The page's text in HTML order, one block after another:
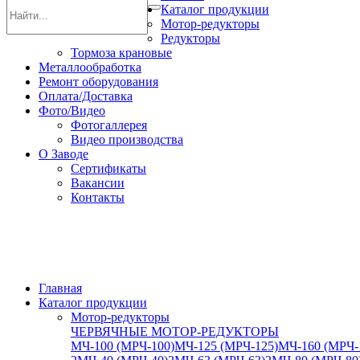
Каталог продукции
Мотор-редукторы
Редукторы
Тормоза крановые
Металлообработка
Ремонт оборудования
Оплата/Доставка
Фото/Видео
Фотогаллерея
Видео производства
О Заводе
Сертификаты
Вакансии
Контакты
Главная
Каталог продукции
Мотор-редукторы
ЧЕРВЯЧНЫЕ МОТОР-РЕДУКТОРЫ
МЧ-100 (МРЧ-100)МЧ-125 (МРЧ-125)МЧ-160 (МРЧ-